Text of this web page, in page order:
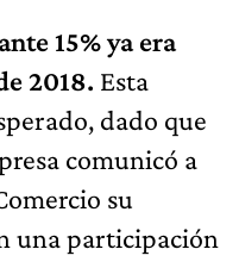
15% ya era
2018. Esta
dado que
comunicó a
su
una participación